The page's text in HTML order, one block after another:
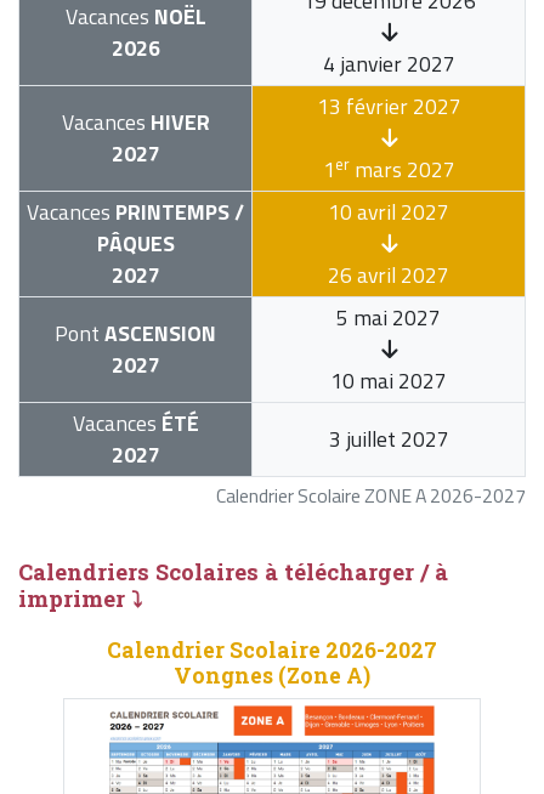
Calendrier Scolaire ZONE A 2026-2027
Vacances NOËL
2026
4 janvier 2027
Vacances HIVER
2027
13 février 2027
1ermars 2027
Vacances PRINTEMPS /
PÂQUES
2027
10 avril 2027
26 avril 2027
PontASCENSION
2027
5 mai 2027
10 mai 2027
Vacances ÉTÉ
2027
3 juillet 2027
Calendriers Scolaires à télécharger / à
imprimer ⤵
Calendrier Scolaire 2026-2027
Vongnes (Zone A)